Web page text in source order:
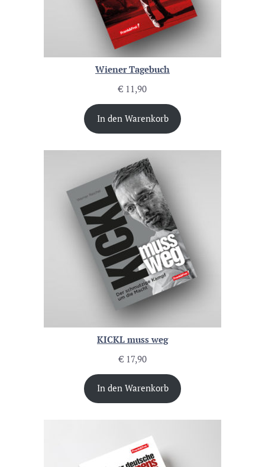
Wiener Tagebuch
€ 11,90
In den Warenkorb
KICKL muss weg
€17,90
In den Warenkorb